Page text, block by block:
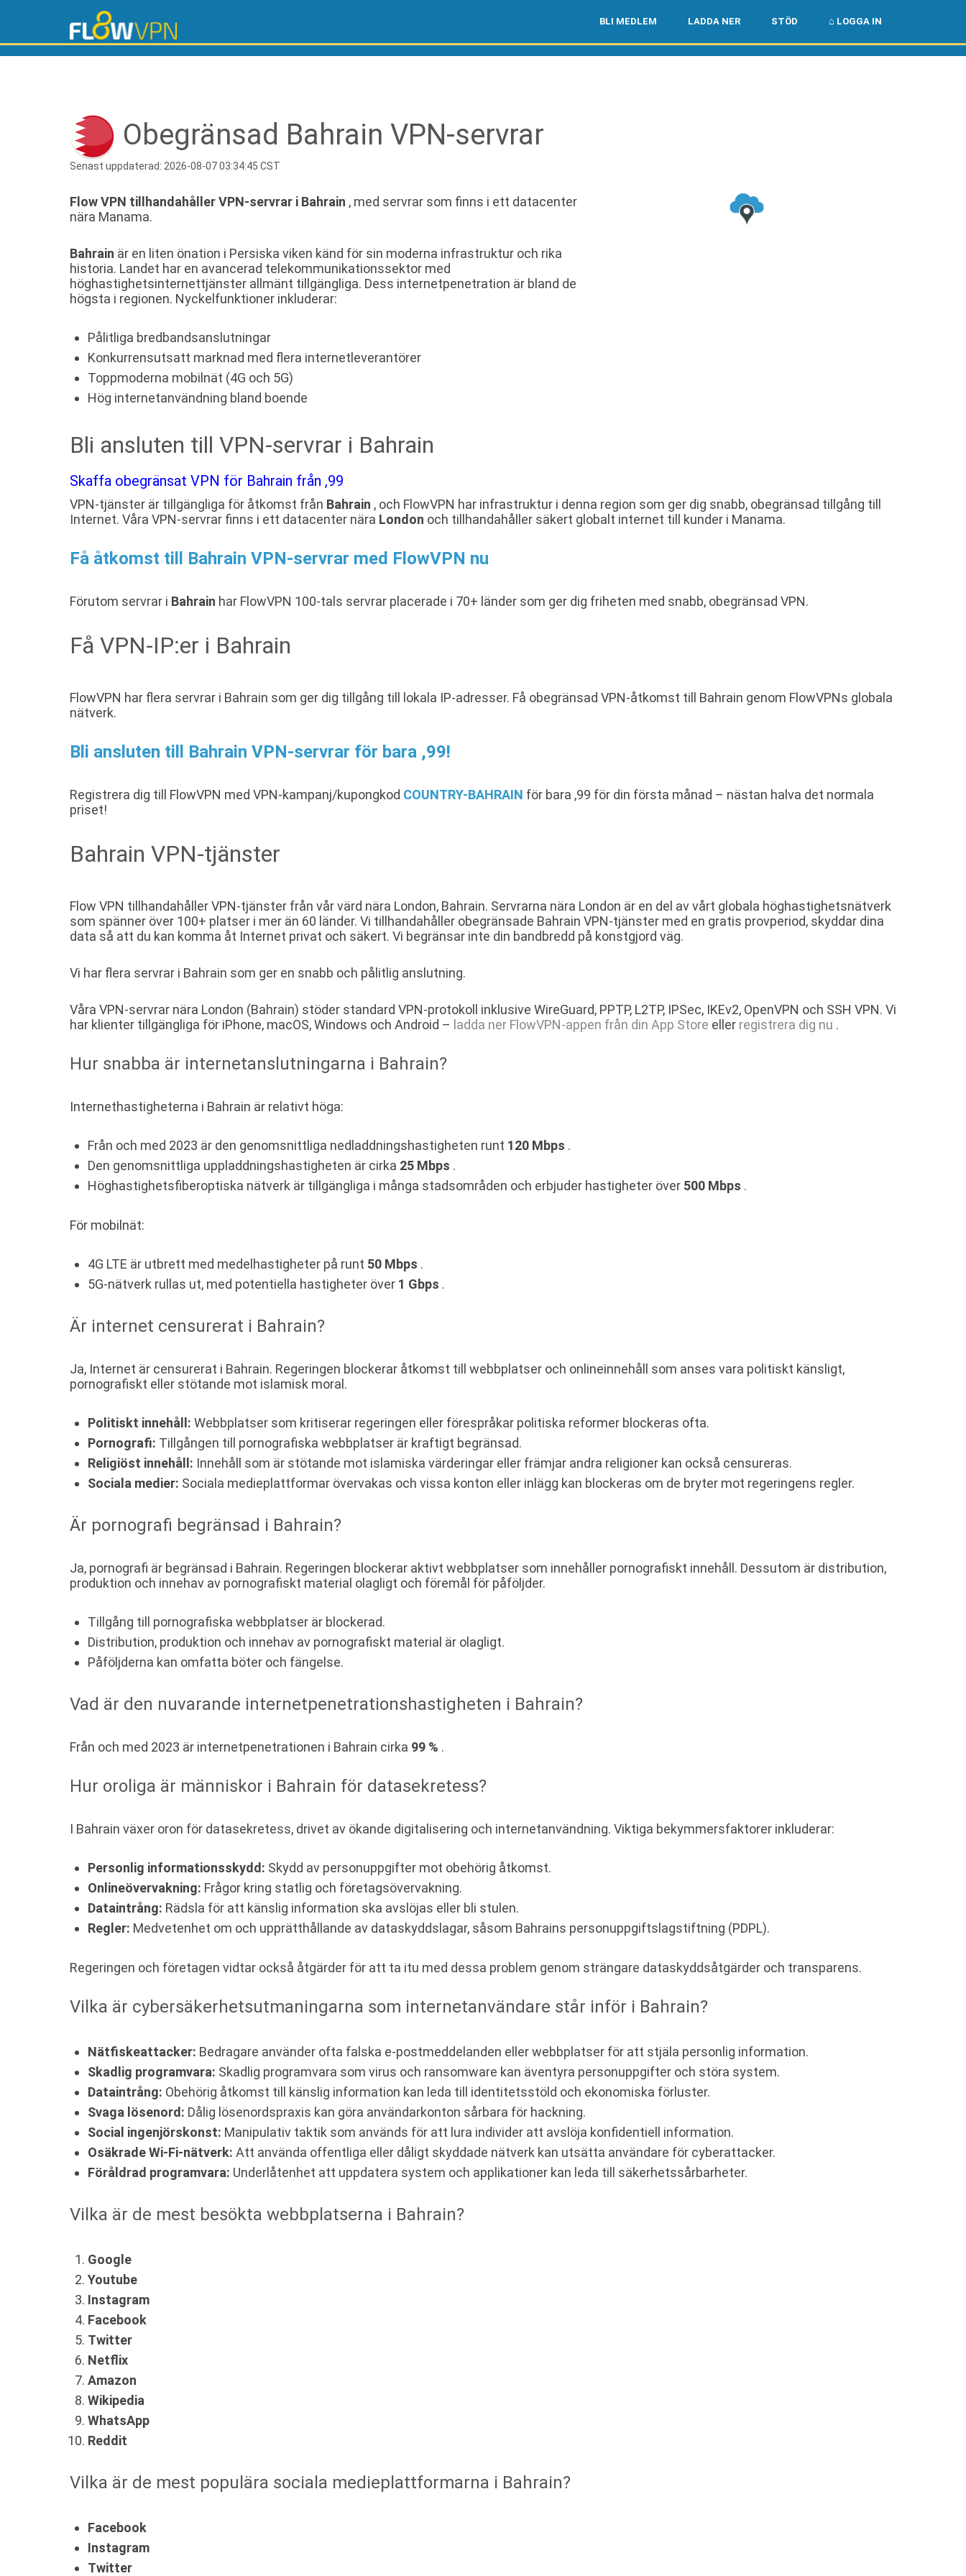
BLI MEDLEM LADDA NER STÖD ⌂ LOGGA IN
Obegränsad Bahrain VPN-servrar
Senast uppdaterad: 2026-08-07 03:34:45 CST
Flow VPN tillhandahåller VPN-servrar i Bahrain , med servrar som finns i ett datacenter
nära Manama.
Bahrain är en liten önation i Persiska viken känd för sin moderna infrastruktur och rika
historia. Landet har en avancerad telekommunikationssektor med
höghastighetsinternettjänster allmänt tillgängliga. Dess internetpenetration är bland de
högsta i regionen. Nyckelfunktioner inkluderar:
Pålitliga bredbandsanslutningar
Konkurrensutsatt marknad med flera internetleverantörer
Toppmoderna mobilnät (4G och 5G)
Hög internetanvändning bland boende
Bli ansluten till VPN-servrar i Bahrain
Skaffa obegränsat VPN för Bahrain från ,99
VPN-tjänster är tillgängliga för åtkomst från Bahrain , och FlowVPN har infrastruktur i denna region som ger dig snabb, obegränsad tillgång till
Internet. Våra VPN-servrar finns i ett datacenter nära London och tillhandahåller säkert globalt internet till kunder i Manama.
Få åtkomst till Bahrain VPN-servrar med FlowVPN nu
Förutom servrar i Bahrain har FlowVPN 100-tals servrar placerade i 70+ länder som ger dig friheten med snabb, obegränsad VPN.
Få VPN-IP:er i Bahrain
FlowVPN har flera servrar i Bahrain som ger dig tillgång till lokala IP-adresser. Få obegränsad VPN-åtkomst till Bahrain genom FlowVPNs globala
nätverk.
Bli ansluten till Bahrain VPN-servrar för bara ,99!
Registrera dig till FlowVPN med VPN-kampanj/kupongkod COUNTRY-BAHRAIN för bara ,99 för din första månad – nästan halva det normala
priset!
Bahrain VPN-tjänster
Flow VPN tillhandahåller VPN-tjänster från vår värd nära London, Bahrain. Servrarna nära London är en del av vårt globala höghastighetsnätverk
som spänner över 100+ platser i mer än 60 länder. Vi tillhandahåller obegränsade Bahrain VPN-tjänster med en gratis provperiod, skyddar dina
data så att du kan komma åt Internet privat och säkert. Vi begränsar inte din bandbredd på konstgjord väg.
Vi har flera servrar i Bahrain som ger en snabb och pålitlig anslutning.
Våra VPN-servrar nära London (Bahrain) stöder standard VPN-protokoll inklusive WireGuard, PPTP, L2TP, IPSec, IKEv2, OpenVPN och SSH VPN. Vi
har klienter tillgängliga för iPhone, macOS, Windows och Android – ladda ner FlowVPN-appen från din App Store eller registrera dig nu .
Hur snabba är internetanslutningarna i Bahrain?
Internethastigheterna i Bahrain är relativt höga:
Från och med 2023 är den genomsnittliga nedladdningshastigheten runt 120 Mbps .
Den genomsnittliga uppladdningshastigheten är cirka 25 Mbps .
Höghastighetsfiberoptiska nätverk är tillgängliga i många stadsområden och erbjuder hastigheter över 500 Mbps .
För mobilnät:
4G LTE är utbrett med medelhastigheter på runt 50 Mbps .
5G-nätverk rullas ut, med potentiella hastigheter över 1 Gbps .
Är internet censurerat i Bahrain?
Ja, Internet är censurerat i Bahrain. Regeringen blockerar åtkomst till webbplatser och onlineinnehåll som anses vara politiskt känsligt,
pornografiskt eller stötande mot islamisk moral.
Politiskt innehåll: Webbplatser som kritiserar regeringen eller förespråkar politiska reformer blockeras ofta.
Pornografi: Tillgången till pornografiska webbplatser är kraftigt begränsad.
Religiöst innehåll: Innehåll som är stötande mot islamiska värderingar eller främjar andra religioner kan också censureras.
Sociala medier: Sociala medieplattformar övervakas och vissa konton eller inlägg kan blockeras om de bryter mot regeringens regler.
Är pornografi begränsad i Bahrain?
Ja, pornografi är begränsad i Bahrain. Regeringen blockerar aktivt webbplatser som innehåller pornografiskt innehåll. Dessutom är distribution,
produktion och innehav av pornografiskt material olagligt och föremål för påföljder.
Tillgång till pornografiska webbplatser är blockerad.
Distribution, produktion och innehav av pornografiskt material är olagligt.
Påföljderna kan omfatta böter och fängelse.
Vad är den nuvarande internetpenetrationshastigheten i Bahrain?
Från och med 2023 är internetpenetrationen i Bahrain cirka 99 % .
Hur oroliga är människor i Bahrain för datasekretess?
I Bahrain växer oron för datasekretess, drivet av ökande digitalisering och internetanvändning. Viktiga bekymmersfaktorer inkluderar:
Personlig informationsskydd: Skydd av personuppgifter mot obehörig åtkomst.
Onlineövervakning: Frågor kring statlig och företagsövervakning.
Dataintrång: Rädsla för att känslig information ska avslöjas eller bli stulen.
Regler: Medvetenhet om och upprätthållande av dataskyddslagar, såsom Bahrains personuppgiftslagstiftning (PDPL).
Regeringen och företagen vidtar också åtgärder för att ta itu med dessa problem genom strängare dataskyddsåtgärder och transparens.
Vilka är cybersäkerhetsutmaningarna som internetanvändare står inför i Bahrain?
Nätfiskeattacker: Bedragare använder ofta falska e-postmeddelanden eller webbplatser för att stjäla personlig information.
Skadlig programvara: Skadlig programvara som virus och ransomware kan äventyra personuppgifter och störa system.
Dataintrång: Obehörig åtkomst till känslig information kan leda till identitetsstöld och ekonomiska förluster.
Svaga lösenord: Dålig lösenordspraxis kan göra användarkonton sårbara för hackning.
Social ingenjörskonst: Manipulativ taktik som används för att lura individer att avslöja konfidentiell information.
Osäkrade Wi-Fi-nätverk: Att använda offentliga eller dåligt skyddade nätverk kan utsätta användare för cyberattacker.
Föråldrad programvara: Underlåtenhet att uppdatera system och applikationer kan leda till säkerhetssårbarheter.
Vilka är de mest besökta webbplatserna i Bahrain?
Google
Youtube
Instagram
Facebook
Twitter
Netflix
Amazon
Wikipedia
WhatsApp
Reddit
Vilka är de mest populära sociala medieplattformarna i Bahrain?
Facebook
Instagram
Twitter